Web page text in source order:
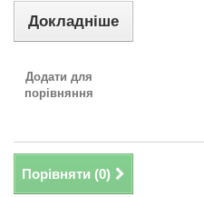
Докладніше
Додати для
порівняння
Порівняти (0)